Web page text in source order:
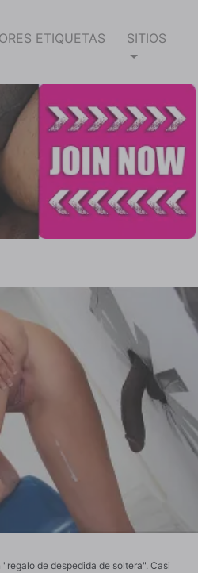
ETIQUETAS SITIOS
de despedida de soltera". Casi